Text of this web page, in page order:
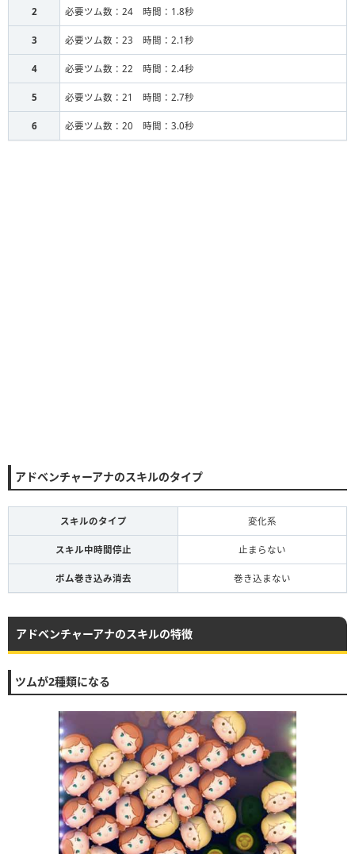
2 必要ツム数：24 時間：1.8秒
3 必要ツム数：23 時間：2.1秒
4 必要ツム数：22 時間：2.4秒
5 必要ツム数：21 時間：2.7秒
6 必要ツム数：20 時間：3.0秒
アドベンチャーアナのスキルのタイプ
スキルのタイプ 変化系
スキル中時間停止 止まらない
ボム巻き込み消去 巻き込まない
アドベンチャーアナのスキルの特徴
ツムが2種類になる